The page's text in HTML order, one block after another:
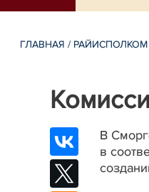
ГЛАВНАЯ / РАЙИСПОЛКОМ
В
в